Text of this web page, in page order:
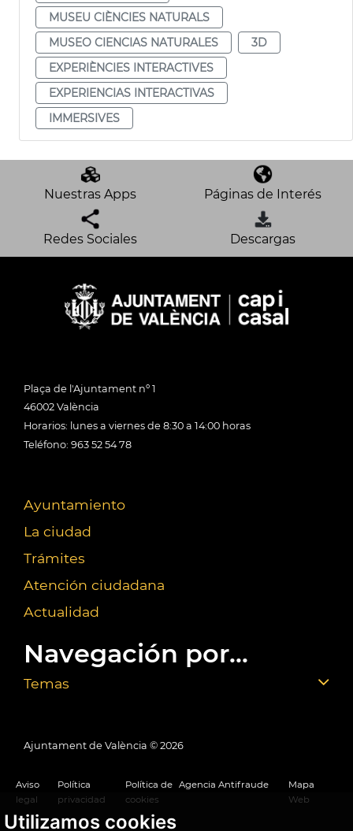
Utilizamos cookies
MUSEU CIÈNCIES NATURALS
MUSEO CIENCIAS NATURALES
3D
EXPERIÈNCIES INTERACTIVES
EXPERIENCIAS INTERACTIVAS
IMMERSIVES
Nuestras Apps Páginas de Interés
Redes Sociales Descargas
Plaça de l'Ajuntament nº 1
46002 València
Horarios: lunes a viernes de 8:30 a 14:00 horas
Teléfono: 963 52 54 78
Ayuntamiento
La ciudad
Trámites
Atención ciudadana
Actualidad
Navegación por...
Temas
Ajuntament de València © 2026
Aviso
legal
Política
privacidad
Política de
cookies
Agencia Antifraude
Mapa
Web